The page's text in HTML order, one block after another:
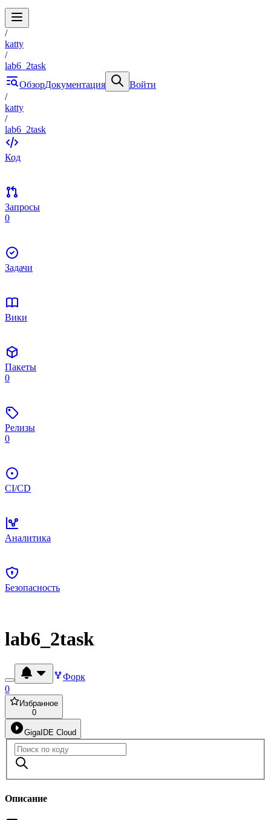
/
katty
/
lab6_2task
ОбзорДокументация
Войти
/
katty
/
lab6_2task
Код
Запросы
0
Задачи
Вики
Пакеты
0
Релизы
0
CI/CD
Аналитика
Безопасность
lab6_2task
Форк
0
Избранное
0
GigaIDE Cloud
Описание